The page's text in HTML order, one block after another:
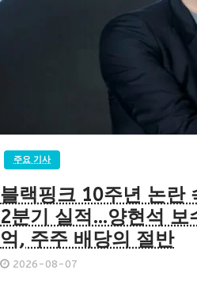
주요 기사
블랙핑크 10주년 논란
2분기 실적…양현석 보
억, 주주 배당의 절반
2026-08-07